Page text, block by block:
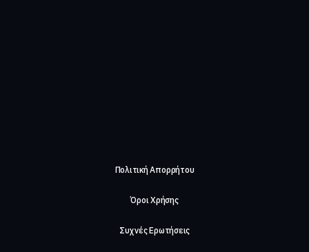
Πολιτική Απορρήτου
Όροι Χρήσης
Συχνές Ερωτήσεις